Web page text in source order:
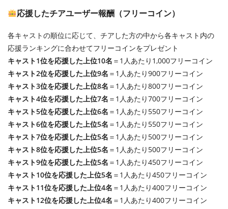
応援したチアユーザー報酬（フリーコイン）
各キャストの順位に応じて、チアした方の中から各キャスト内の
応援ランキングに合わせてフリーコインをプレゼント
キャスト1位を応援した上位10名 ＝1人あたり1,000フリーコイン
キャスト2位を応援した上位9名 ＝1人あたり900フリーコイン
キャスト3位を応援した上位8名 ＝1人あたり800フリーコイン
キャスト4位を応援した上位7名 ＝1人あたり700フリーコイン
キャスト5位を応援した上位6名 ＝1人あたり550フリーコイン
キャスト6位を応援した上位5名 ＝1人あたり550フリーコイン
キャスト7位を応援した上位5名 ＝1人あたり500フリーコイン
キャスト8位を応援した上位5名 ＝1人あたり500フリーコイン
キャスト9位を応援した上位5名 ＝1人あたり450フリーコイン
キャスト10位を応援した上位5名 ＝1人あたり450フリーコイン
キャスト11位を応援した上位4名 ＝1人あたり400フリーコイン
キャスト12位を応援した上位4名 ＝1人あたり400フリーコイン